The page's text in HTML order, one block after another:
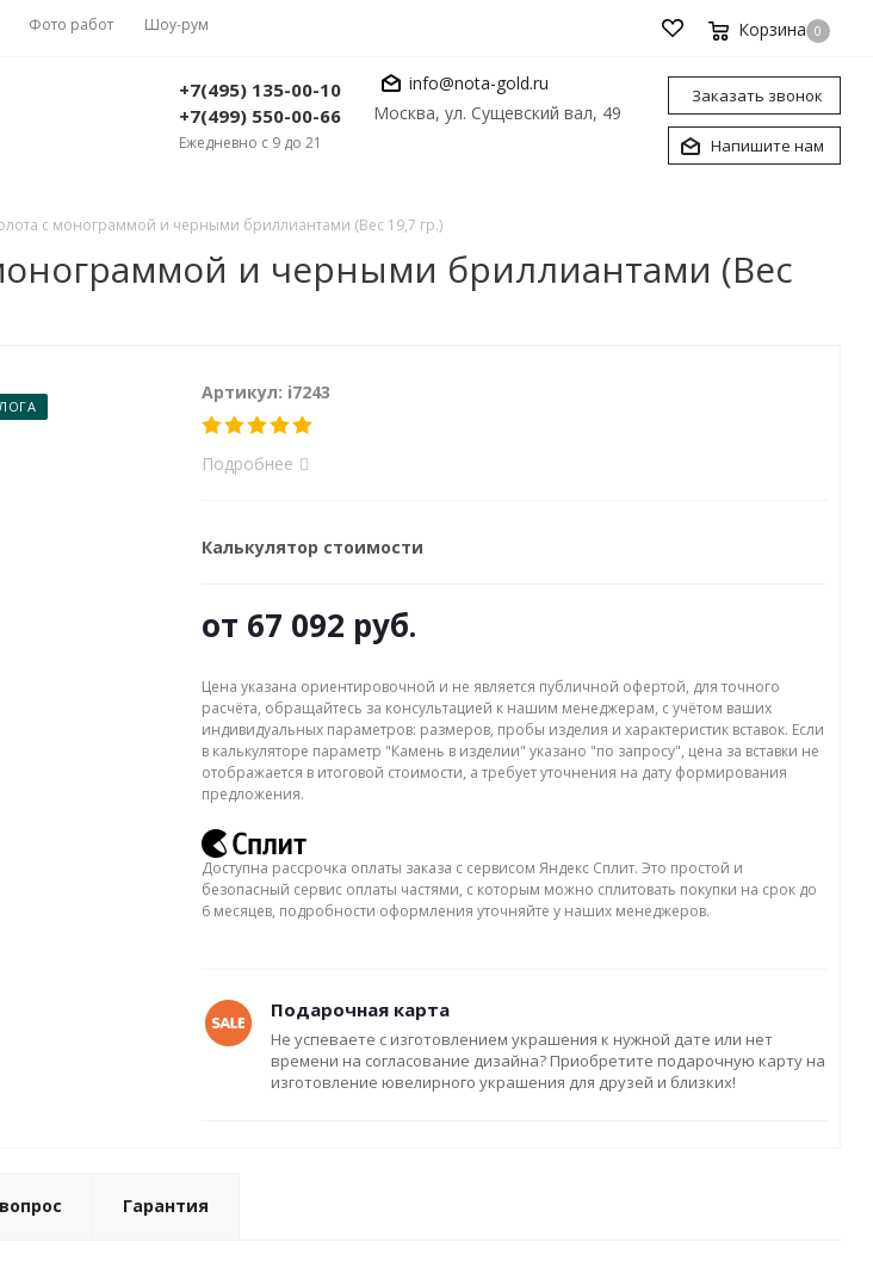
Фото работ Шоу-рум Корзина 0
+7(495) 135-00-10
+7(499) 550-00-66
Ежедневно с 9 до 21
info@nota-gold.ru
Москва, ул. Сущевский вал, 49
Заказать звонок
Напишите нам
с монограммой и черными бриллиантами (Вес 19,7 гр.)
и черными бриллиантами (Вес
Артикул: i7243
Подробнее
Калькулятор стоимости
от 67 092 руб.
Цена указана ориентировочной и не является публичной офертой, для точного
расчёта, обращайтесь за консультацией к нашим менеджерам, с учётом ваших
индивидуальных параметров: размеров, пробы изделия и характеристик вставок. Если
в калькуляторе параметр "Камень в изделии" указано "по запросу", цена за вставки не
отображается в итоговой стоимости, а требует уточнения на дату формирования
предложения.
Доступна рассрочка оплаты заказа с сервисом Яндекс Сплит. Это простой и
безопасный сервис оплаты частями, с которым можно сплитовать покупки на срок до
6 месяцев, подробности оформления уточняйте у наших менеджеров.
Подарочная карта
Не успеваете с изготовлением украшения к нужной дате или нет
времени на согласование дизайна? Приобретите подарочную карту на
изготовление ювелирного украшения для друзей и близких!
Гарантия